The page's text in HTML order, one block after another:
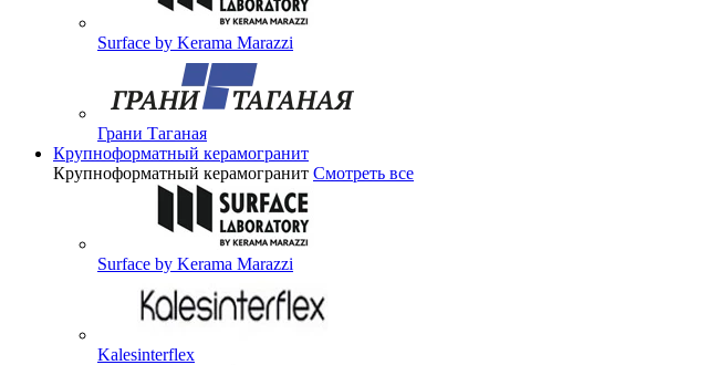
Surface by Kerama Marazzi
Грани Таганая
Крупноформатный керамогранит
Крупноформатный керамогранит Смотреть все
Surface by Kerama Marazzi
Kalesinterflex